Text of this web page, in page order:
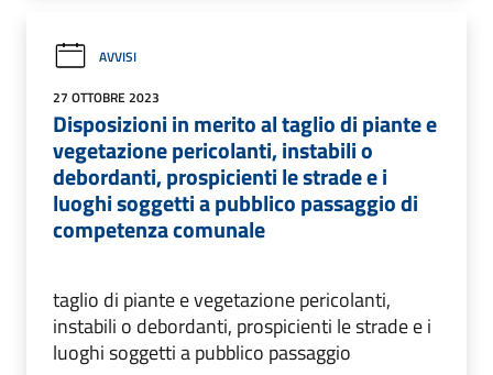
AVVISI
27 OTTOBRE 2023
Disposizioni in merito al taglio di piante e
vegetazione pericolanti, instabili o
debordanti, prospicienti le strade e i
luoghi soggetti a pubblico passaggio di
competenza comunale
taglio di piante e vegetazione pericolanti,
instabili o debordanti, prospicienti le strade e i
luoghi soggetti a pubblico passaggio